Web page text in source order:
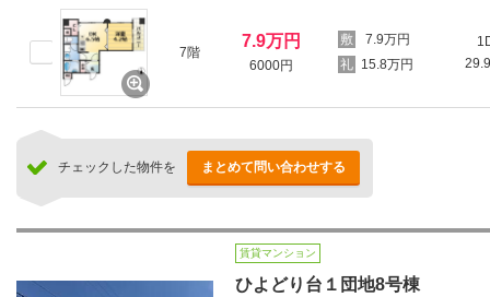
7階
7.9万円
6000円
7.9万円
15.8万円
チェックした物件を まとめて問い合わせする
賃貸マンション
ひよどり台１団地8号棟